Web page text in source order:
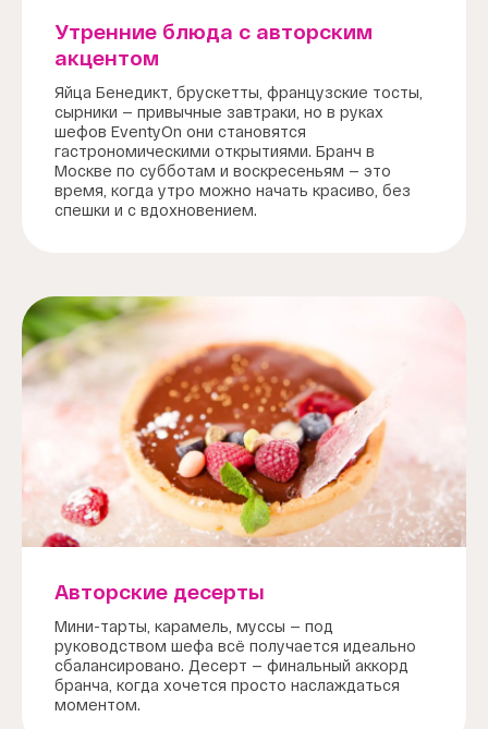
Утренние блюда с авторским
акцентом
Яйца Бенедикт, брускетты, французские тосты,
сырники — привычные завтраки, но в руках
шефов EventyOn они становятся
гастрономическими открытиями. Бранч в
Москве по субботам и воскресеньям — это
время, когда утро можно начать красиво, без
спешки и с вдохновением.
Авторские десерты
Мини-тарты, карамель, муссы — под
руководством шефа всё получается идеально
сбалансировано. Десерт — финальный аккорд
бранча, когда хочется просто наслаждаться
моментом.